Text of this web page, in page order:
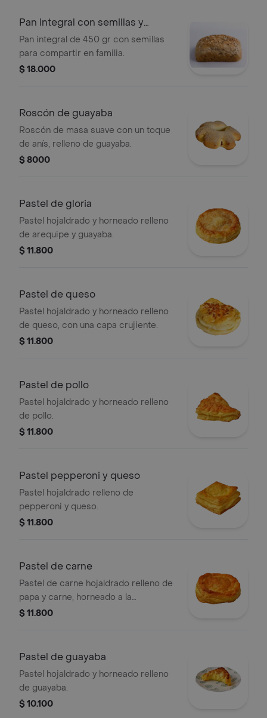
Pan integral con semillas y
cereales.
Pan integral de 450 gr con semillas
para compartir en familia.
$ 18.000
Roscón de guayaba
Roscón de masa suave con un toque
de anís, relleno de guayaba.
$ 8000
Pastel de gloria
Pastel hojaldrado y horneado relleno
de arequipe y guayaba.
$ 11.800
Pastel de queso
Pastel hojaldrado y horneado relleno
de queso, con una capa crujiente.
$ 11.800
Pastel de pollo
Pastel hojaldrado y horneado relleno
de pollo.
$ 11.800
Pastel pepperoni y queso
Pastel hojaldrado relleno de
pepperoni y queso.
$ 11.800
Pastel de carne
Pastel de carne hojaldrado relleno de
papa y carne, horneado a la
perfección.
$ 11.800
Pastel de guayaba
Pastel hojaldrado y horneado relleno
de guayaba.
$ 10.100